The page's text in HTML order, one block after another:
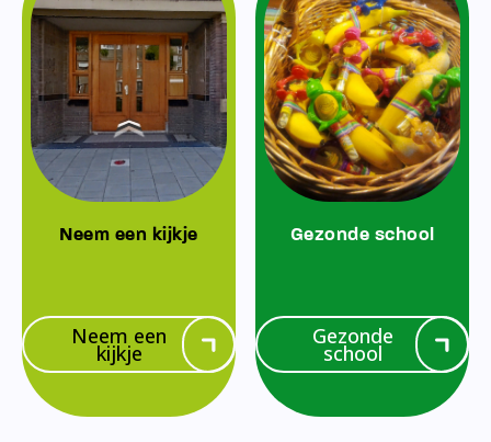
Neem een kijkje
Neem een
kijkje
Gezonde school
Gezonde
school